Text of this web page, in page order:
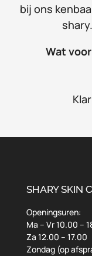
bij ons
Wat
SHARY SKIN
Openingsuren:
Ma – Vr 10.00 –
Za 12.00 – 17.00
Zondag (op